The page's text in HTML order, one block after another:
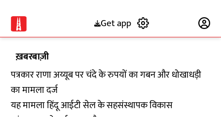
Get app
ख़बरबाज़ी
पत्रकार राणा अय्यूब पर चंदे के रुपयों का गबन और धोखाधड़ी
का मामला दर्ज
यह मामला हिंदू आईटी सेल के सहसंस्थापक विकास